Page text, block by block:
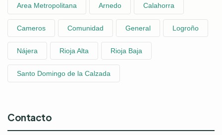
Area Metropolitana Arnedo Calahorra
Cameros Comunidad General Logroño
Nájera Rioja Alta Rioja Baja
Santo Domingo de la Calzada
Contacto